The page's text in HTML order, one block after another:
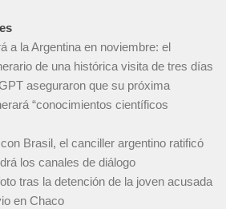
a la Argentina en noviembre: el
de una histórica visita de tres días
aseguraron que su próxima
“conocimientos científicos
Brasil, el canciller argentino ratificó
los canales de diálogo
tras la detención de la joven acusada
en Chaco